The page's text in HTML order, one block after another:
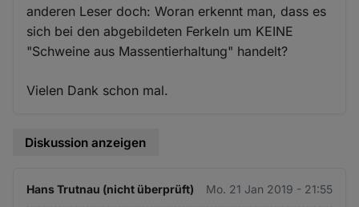
anderen Leser doch: Woran erkennt man, dass es
sich bei den abgebildeten Ferkeln um KEINE
"Schweine aus Massentierhaltung" handelt?
Vielen Dank schon mal.
Diskussion anzeigen
Hans Trutnau (nicht überprüft) Mo. 21 Jan 2019 - 21:55